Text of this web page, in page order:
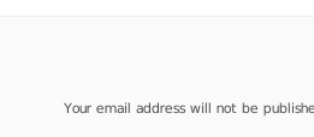
Your email address will not be